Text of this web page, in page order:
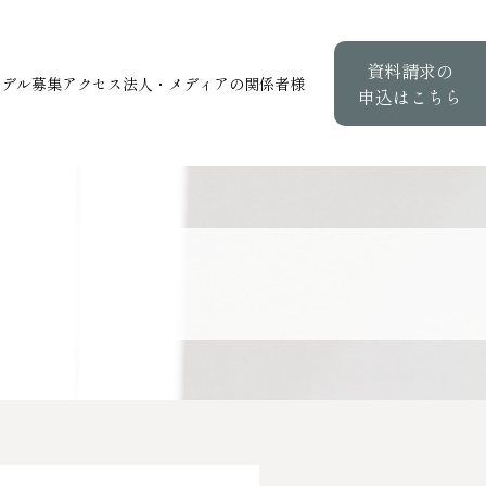
ル募集アクセス法人・メディアの関係者様
資料請求の
申込はこちら